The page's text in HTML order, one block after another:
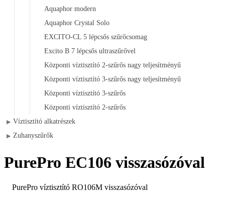
Aquaphor modern
Aquaphor Crystal Solo
EXCITO-CL 5 lépcsős szűrőcsomag
Excito B 7 lépcsős ultraszűrővel
Központi víztisztító 2-szűrős nagy teljesítményű
Központi víztisztító 3-szűrős nagy teljesítményű
Központi víztisztító 3-szűrős
Központi víztisztító 2-szűrős
▶ Víztisztító alkatrészek
▶ Zuhanyszűrők
PurePro EC106 visszasózóval
PurePro víztisztító RO106M visszasózóval